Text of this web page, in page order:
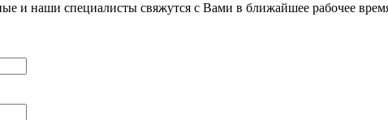
и наши специалисты свяжутся с Вами в ближайшее рабочее